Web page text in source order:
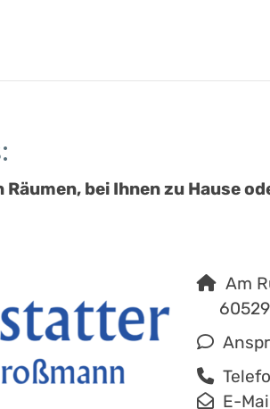
bei Ihnen zu Hause
Am
60529
E-